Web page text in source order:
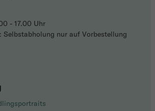
- 17.00 Uhr
: Selbstabholung nur auf Vorbestellung